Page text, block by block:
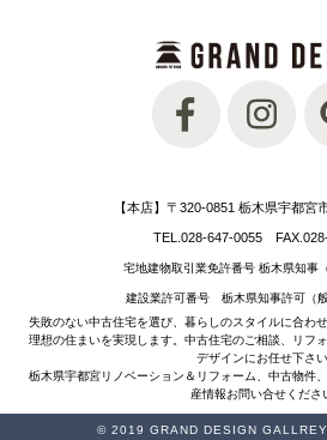
【本店】〒320-0851 栃木県宇都
TEL.028-647-0055
宅地建物取引業免許番号 栃木県知
建設業許可番号 栃木県知事許可（
失敗のない中古住宅を選び、暮らしのスタイルに合わ
理想の住まいを実現します。中古住宅のご相談、リフ
デザインにお任せ下さい
栃木県宇都宮リノベーション＆リフォーム、中古物件
産情報お問い合せくださ
© 2019 GRAND DESIGN